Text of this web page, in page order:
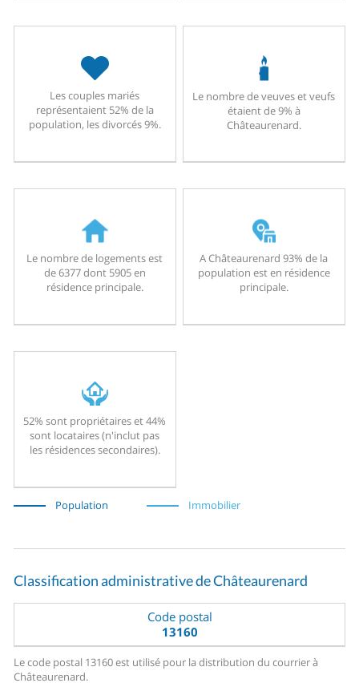
Les couples mariés
représentaient 52% de la
population, les divorcés 9%.
Le nombre de veuves et veufs
étaient de 9% à
Châteaurenard.
Le nombre de logements est
de 6377 dont 5905 en
résidence principale.
A Châteaurenard 93% de la
population est en résidence
principale.
52% sont propriétaires et 44%
sont locataires (n'inclut pas
les résidences secondaires).
Population Immobilier
Classification administrative de Châteaurenard
Code postal
13160
Le code postal 13160 est utilisé pour la distribution du courrier à
Châteaurenard.